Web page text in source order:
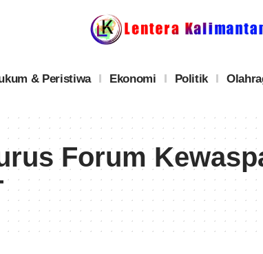
& Peristiwa Ekonomi Politik
Forum